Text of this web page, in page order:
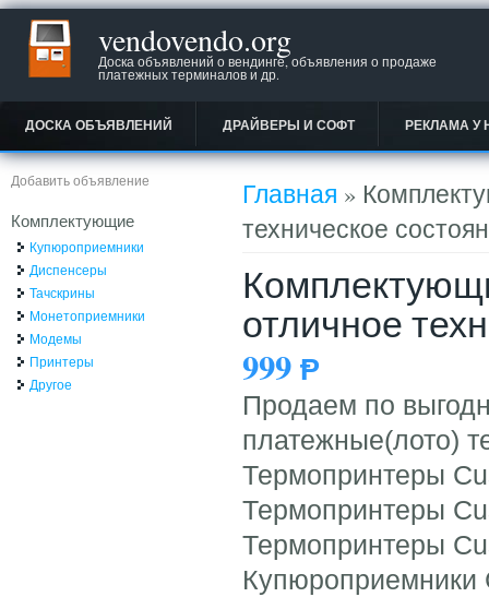
vendovendo.org
Доска объявлений о вендинге, объявления о продаже
платежных терминалов и др.
ДОСКА ОБЪЯВЛЕНИЙ ДРАЙВЕРЫ И СОФТ РЕКЛАМА У
Вы здесь
Главная »
техническое
отличное
999 Ᵽ
Продаем по
платежные(лото)
Термопринтеры
Термопринтеры
Термопринтеры
Купюроприемники
Добавить объявление
Комплектующие
Купюроприемники
Диспенсеры
Тачскрины
Монетоприемники
Модемы
Принтеры
Другое